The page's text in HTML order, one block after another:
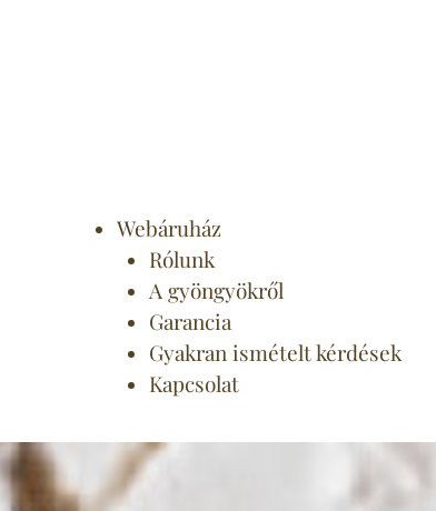
Webáruház
Rólunk
A gyöngyökről
Garancia
Gyakran ismételt kérdések
Kapcsolat